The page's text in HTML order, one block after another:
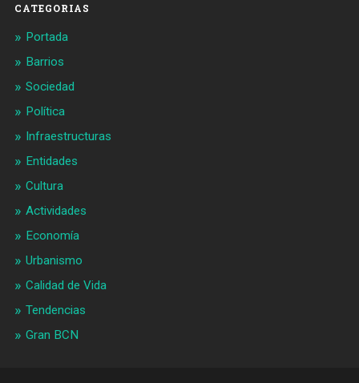
CATEGORIAS
Portada
Barrios
Sociedad
Política
Infraestructuras
Entidades
Cultura
Actividades
Economía
Urbanismo
Calidad de Vida
Tendencias
Gran BCN